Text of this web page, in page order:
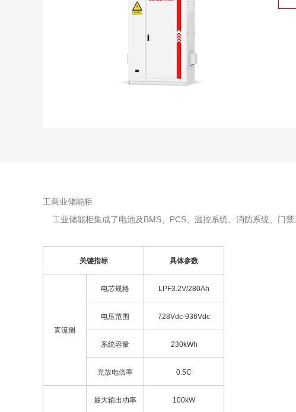
工商业储能柜
工业储能柜集成了电池及BMS、PCS、温控系统、消防系统、门
关键指标 具体参数
直流侧
电芯规格 LPF3.2V/280Ah
电压范围 728Vdc-936Vdc
系统容量 230kWh
充放电倍率 0.5C
最大输出功率 100kW